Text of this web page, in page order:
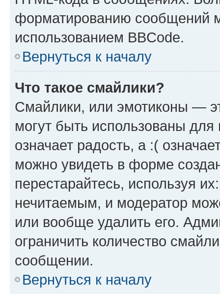
форматированию сообщений
использованием BBCode.
Вернуться к началу
Что такое смайлики?
Смайлики, или эмотиконы —
могут быть использованы
означает радость, а :(
можно увидеть в форме
перестарайтесь, используя
нечитаемым, и модератор
или вообще удалить его.
ограничить количество
сообщении.
Вернуться к началу